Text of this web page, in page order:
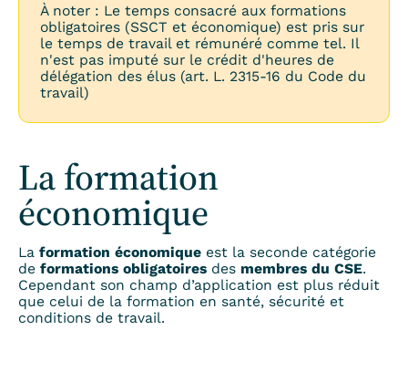
À noter : Le temps consacré aux formations
obligatoires (SSCT et économique) est pris sur
le temps de travail et rémunéré comme tel. Il
n'est pas imputé sur le crédit d'heures de
délégation des élus (art. L. 2315-16 du Code du
travail)
La formation
économique
La formation économiqueest la seconde catégorie
de formations obligatoiresdes membres du CSE.
Cependant son champ d’application est plus réduit
que celui de la formation en santé, sécurité et
conditions de travail.